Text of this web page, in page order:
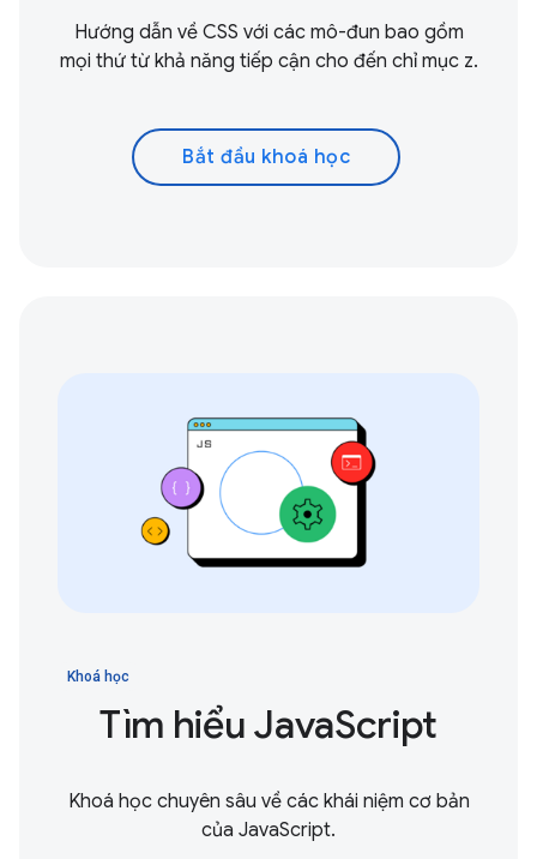
Hướng dẫn về CSS với các mô-đun bao gồm
mọi thứ từ khả năng tiếp cận cho đến chỉ mục z.
Bắt đầu khoá học
Khoá học
Tìm hiểu JavaScript
Khoá học chuyên sâu về các khái niệm cơ bản
của JavaScript.